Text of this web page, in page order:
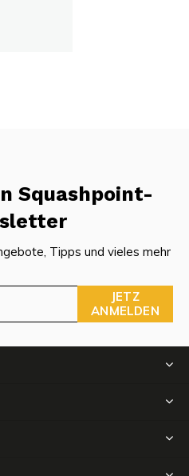
Squashpoint-
Tipps und vieles mehr
JETZ
ANMELDEN